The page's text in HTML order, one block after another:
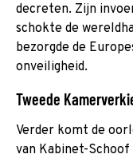
decreten. Zijn
schokte de
bezorgde de
onveiligheid.
Tweede
Verder komt de
van Kabinet-Schoof